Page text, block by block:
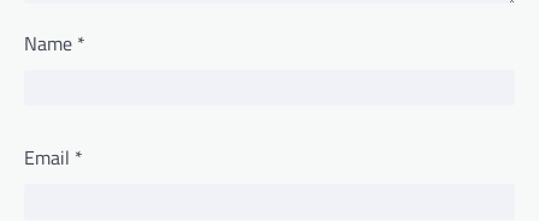
Name *
Email *